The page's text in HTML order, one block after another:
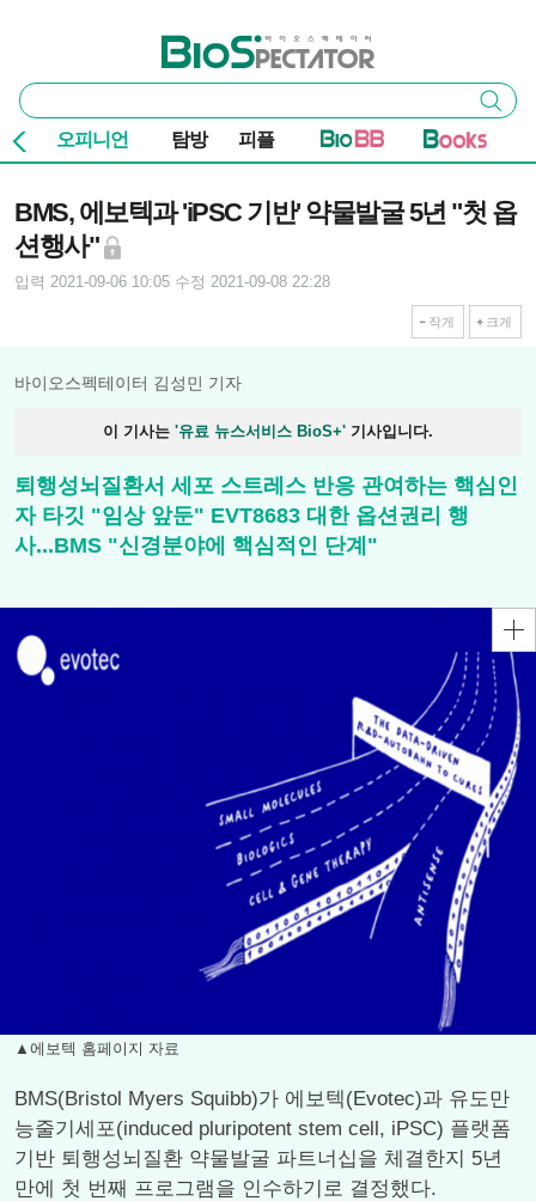
바이오스펙테이터
통
합
검
색
검색
오피니언 탐방 피플
BMS, 에보텍과 'iPSC 기반' 약물발굴 5년 "첫 옵
션행사"
입력 2021-09-06 10:05 수정 2021-09-08 22:28
작게 크게
바이오스펙테이터 김성민 기자
이 기사는 '유료 뉴스서비스 BioS+' 기사입니다.
퇴행성뇌질환서 세포 스트레스 반응 관여하는 핵심인
자 타깃 "임상 앞둔" EVT8683 대한 옵션권리 행
사...BMS "신경분야에 핵심적인 단계"
▲에보텍 홈페이지 자료
BMS(Bristol Myers Squibb)가 에보텍(Evotec)과 유도만
능줄기세포(induced pluripotent stem cell, iPSC) 플랫폼
기반 퇴행성뇌질환 약물발굴 파트너십을 체결한지 5년
만에 첫 번째 프로그램을 인수하기로 결정했다.